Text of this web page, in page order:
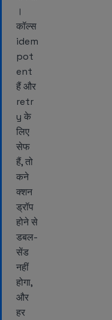
।
कॉल्स
idem
pot
ent
हैं और
retr
y के
लिए
सेफ
हैं, तो
कने
क्शन
ड्रॉप
होने से
डबल-
सेंड
नहीं
होगा,
और
हर